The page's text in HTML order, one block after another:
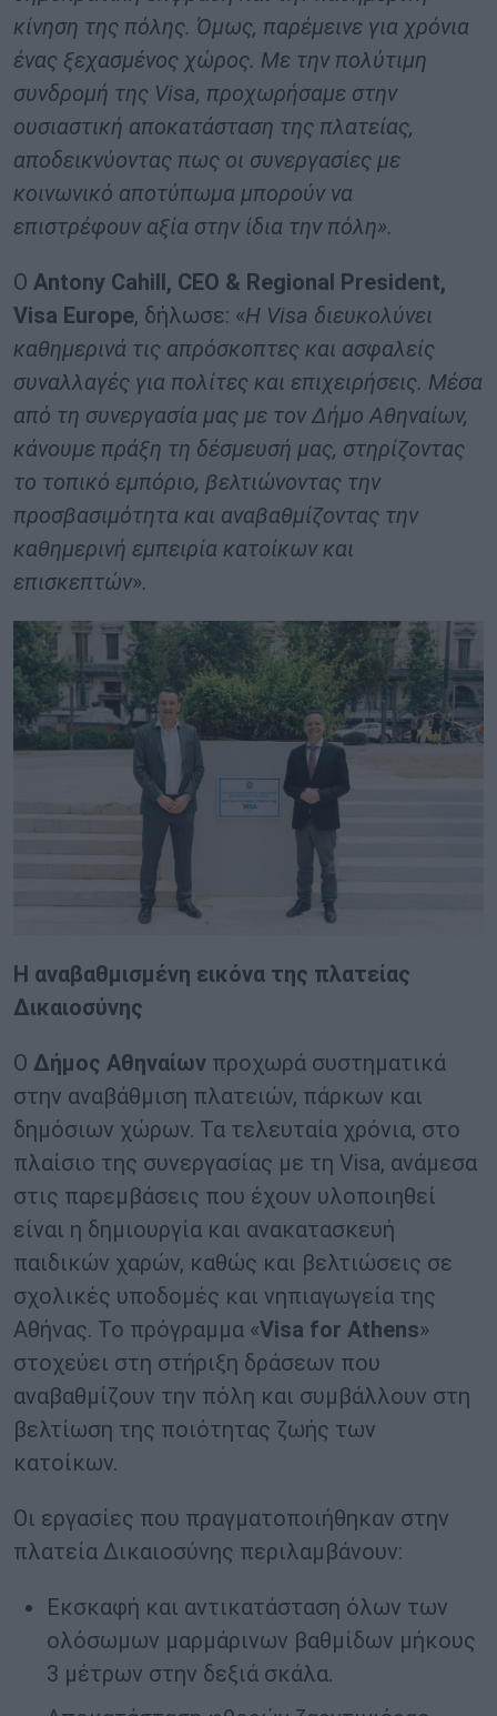
κίνηση της πόλης. Όμως, παρέμεινε για χρόνια
ένας ξεχασμένος χώρος. Με την πολύτιμη
συνδρομή της Visa, προχωρήσαμε στην
ουσιαστική αποκατάσταση της πλατείας,
αποδεικνύοντας πως οι συνεργασίες με
κοινωνικό αποτύπωμα μπορούν να
επιστρέφουν αξία στην ίδια την πόλη».
Ο Antony Cahill , CEO & Regional President,
Visa Europe, δήλωσε: «Η Visa διευκολύνει
καθημερινά τις απρόσκοπτες και ασφαλείς
συναλλαγές για πολίτες και επιχειρήσεις. Μέσα
από τη συνεργασία μας με τον Δήμο Αθηναίων,
κάνουμε πράξη τη δέσμευσή μας, στηρίζοντας
το τοπικό εμπόριο, βελτιώνοντας την
προσβασιμότητα και αναβαθμίζοντας την
καθημερινή εμπειρία κατοίκων και
επισκεπτών».
Η αναβαθμισμένη εικόνα της πλατείας
Δικαιοσύνης
Ο Δήμος Αθηναίων προχωρά συστηματικά
στην αναβάθμιση πλατειών, πάρκων και
δημόσιων χώρων. Τα τελευταία χρόνια, στο
πλαίσιο της συνεργασίας με τη Visa, ανάμεσα
στις παρεμβάσεις που έχουν υλοποιηθεί
είναι η δημιουργία και ανακατασκευή
παιδικών χαρών, καθώς και βελτιώσεις σε
σχολικές υποδομές και νηπιαγωγεία της
Αθήνας. Το πρόγραμμα «Visa for Athens»
στοχεύει στη στήριξη δράσεων που
αναβαθμίζουν την πόλη και συμβάλλουν στη
βελτίωση της ποιότητας ζωής των
κατοίκων.
Οι εργασίες που πραγματοποιήθηκαν στην
πλατεία Δικαιοσύνης περιλαμβάνουν:
Εκσκαφή και αντικατάσταση όλων των
ολόσωμων μαρμάρινων βαθμίδων μήκους
3 μέτρων στην δεξιά σκάλα.